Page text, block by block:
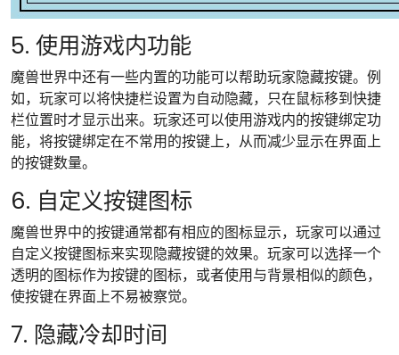
5. 使用游戏内功能
魔兽世界中还有一些内置的功能可以帮助玩家隐藏按键。例
如，玩家可以将快捷栏设置为自动隐藏，只在鼠标移到快捷
栏位置时才显示出来。玩家还可以使用游戏内的按键绑定功
能，将按键绑定在不常用的按键上，从而减少显示在界面上
的按键数量。
6. 自定义按键图标
魔兽世界中的按键通常都有相应的图标显示，玩家可以通过
自定义按键图标来实现隐藏按键的效果。玩家可以选择一个
透明的图标作为按键的图标，或者使用与背景相似的颜色，
使按键在界面上不易被察觉。
7. 隐藏冷却时间